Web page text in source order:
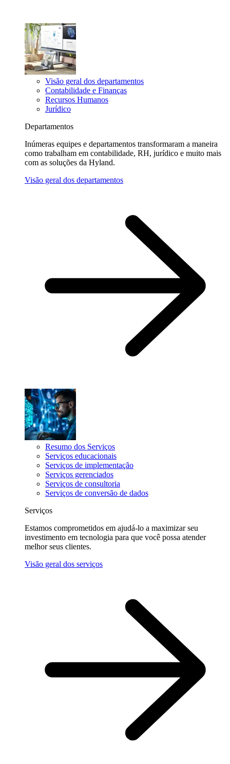
Visão geral dos departamentos
Contabilidade e Finanças
Recursos Humanos
Jurídico
Departamentos
Inúmeras equipes e departamentos transformaram a maneira
como trabalham em contabilidade, RH, jurídico e muito mais
com as soluções da Hyland.
Visão geral dos departamentos
Resumo dos Serviços
Serviços educacionais
Serviços de implementação
Serviços gerenciados
Serviços de consultoria
Serviços de conversão de dados
Serviços
Estamos comprometidos em ajudá-lo a maximizar seu
investimento em tecnologia para que você possa atender
melhor seus clientes.
Visão geral dos serviços